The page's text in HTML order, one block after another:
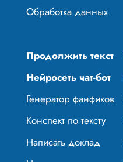
Обработка данных
Продолжить текст
Нейросеть чат-бот
Генератор фанфиков
Конспект по тексту
Написать доклад